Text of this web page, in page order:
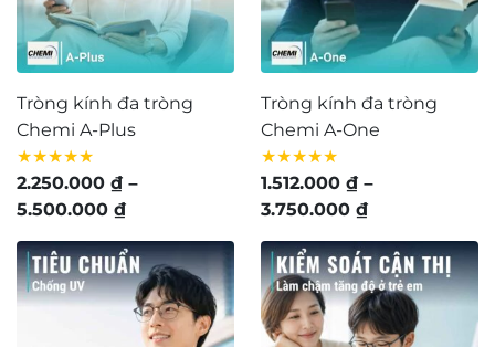
Tròng kính đa tròng
Chemi A-Plus
★★★★★
2.250.000 ₫ –
5.500.000 ₫Khoảng
từ
2.250.000 ₫
đến
5.500.000 ₫
Tròng kính đa tròng
Chemi A-One
★★★★★
1.512.000 ₫ –
3.750.000 ₫Khoảng
từ
1.512.000 ₫
đến
3.750.000 ₫